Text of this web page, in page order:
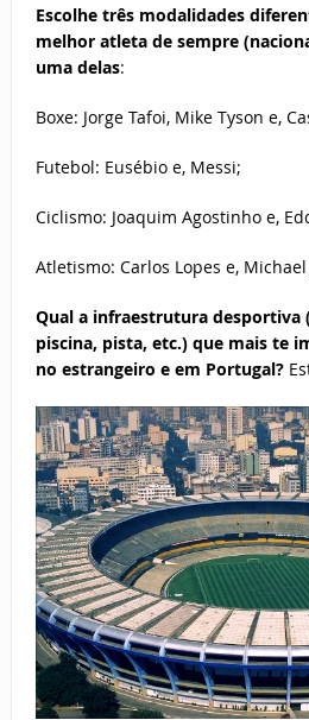
Escolhe três modalidades
melhor atleta de sempre
uma delas:
Boxe: Jorge Tafoi, Mike Tyson e,
Futebol: Eusébio e, Messi;
Ciclismo: Joaquim Agostinho e,
Atletismo: Carlos Lopes e, Michael
Qual a infraestrutura desportiva
piscina, pista, etc.) que mais te
no estrangeiro e em Portugal?